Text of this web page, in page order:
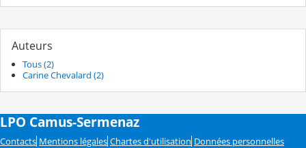
Auteurs
Tous (2)
Carine Chevalard (2)
LPO Camus-Sermenaz
Contacts Mentions légales Chartes d'utilisation Données personnelles